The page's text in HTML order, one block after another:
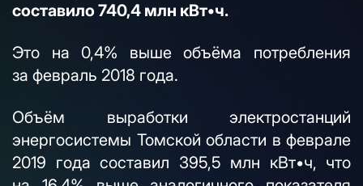
составило 740,4 млн кВт•ч.
Это на 0,4% выше объёма потребления
за февраль 2018 года.
Объём выработки электростанций
энергосистемы Томской области в феврале
2019 года составил 395,5 млн кВт•ч, что